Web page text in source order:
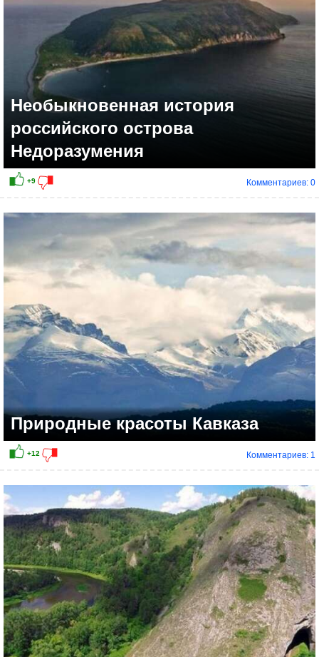
+6
Необыкновенная история
российского острова
Недоразумения
Комментариев: 0
Природные красоты Кавказа
Комментариев: 1